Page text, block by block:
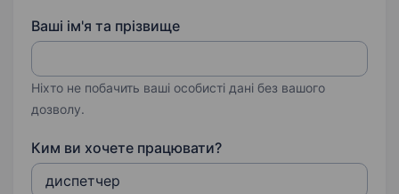
Ваші ім'я та прізвище
Ніхто не побачить ваші особисті дані без вашого
дозволу.
Ким ви хочете працювати?